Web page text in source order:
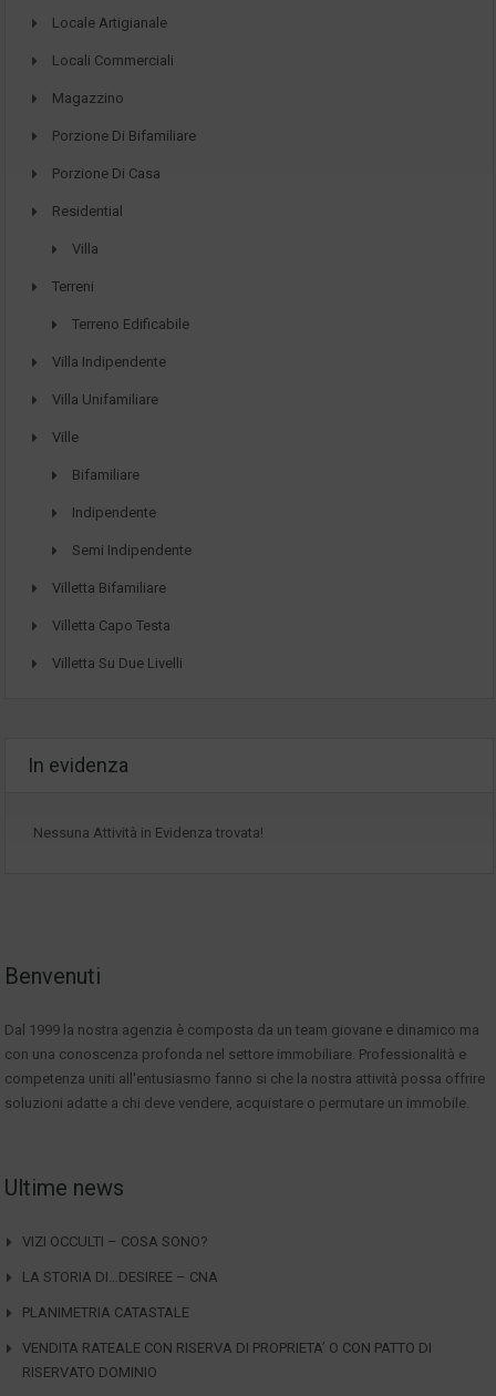
Locale Artigianale
Locali Commerciali
Magazzino
Porzione Di Bifamiliare
Porzione Di Casa
Residential
Villa
Terreni
Terreno Edificabile
Villa Indipendente
Villa Unifamiliare
Ville
Bifamiliare
Indipendente
Semi Indipendente
Villetta Bifamiliare
Villetta Capo Testa
Villetta Su Due Livelli
In evidenza
Nessuna Attività in Evidenza trovata!
Benvenuti
Dal 1999 la nostra agenzia è composta da un team giovane e dinamico ma
con una conoscenza profonda nel settore immobiliare. Professionalità e
competenza uniti all'entusiasmo fanno si che la nostra attività possa offrire
soluzioni adatte a chi deve vendere, acquistare o permutare un immobile.
Ultime news
VIZI OCCULTI – COSA SONO?
LA STORIA DI…DESIREE – CNA
PLANIMETRIA CATASTALE
VENDITA RATEALE CON RISERVA DI PROPRIETA’ O CON PATTO DI
RISERVATO DOMINIO